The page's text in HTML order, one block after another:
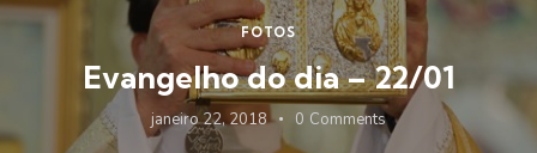
FOTOS
Evangelho do dia – 22/01
janeiro 22, 2018 0 Comments